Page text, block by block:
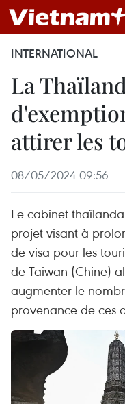
INTERNATIONAL
La
attirer les
08/05/2024 09:56
Le cabinet
projet visant à
de visa pour les
de Taiwan (Chine)
augmenter le
provenance de ces